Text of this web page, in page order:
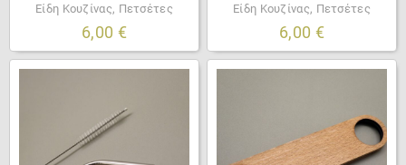
Είδη Κουζίνας, Πετσέτες
6,00 €
Είδη Κουζίνας, Πετσέτες
6,00 €